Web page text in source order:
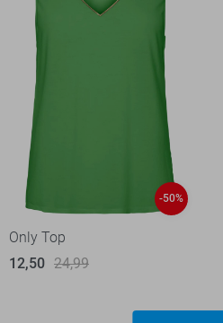
-50%
Only Top
12,50 24,99